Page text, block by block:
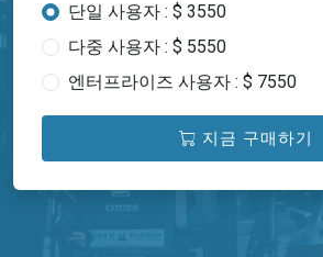
단일 사용자 : $ 3550
다중 사용자 : $ 5550
엔터프라이즈 사용자 : $ 7550
지금 구매하기